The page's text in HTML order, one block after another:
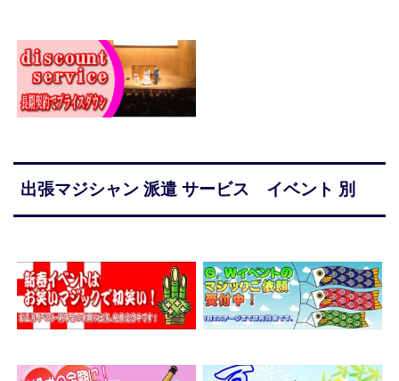
出張マジシャン 派遣 サービス イベント 別